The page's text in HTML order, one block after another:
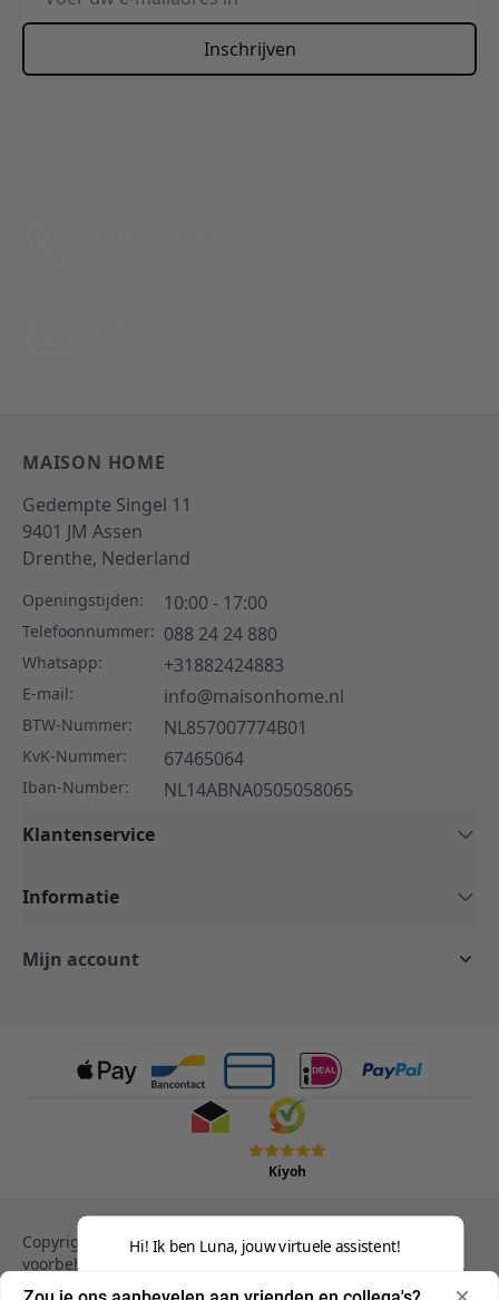
Inschrijven
MAISON HOME
Gedempte Singel 11
9401 JM Assen
Drenthe, Nederland
Openingstijden: 10:00 - 17:00
Telefoonnummer: 088 24 24 880
Whatsapp: +31882424883
E-mail: info@maisonhome.nl
BTW-Nummer: NL857007774B01
KvK-Nummer: 67465064
Iban-Number:
NL14ABNA0505058065
Klantenservice
Informatie
Mijn account
Kiyoh
Copyright © 2013-heden Magento. Alle rechten
voorbehouden.
Privacy Policy
Cookies
Hi! Ik ben Luna, jouw virtuele assistent!